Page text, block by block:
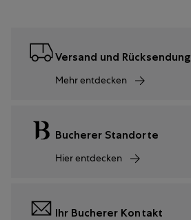
Versand und Rücksendung
Mehr entdecken
Bucherer Standorte
Hier entdecken
Ihr Bucherer Kontakt